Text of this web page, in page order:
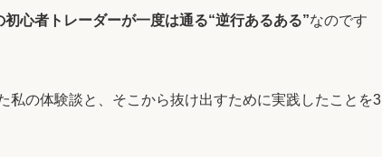
初心者トレーダーが一度は通る“逆行あるある”なのです
私の体験談と、そこから抜け出すために実践したことを3